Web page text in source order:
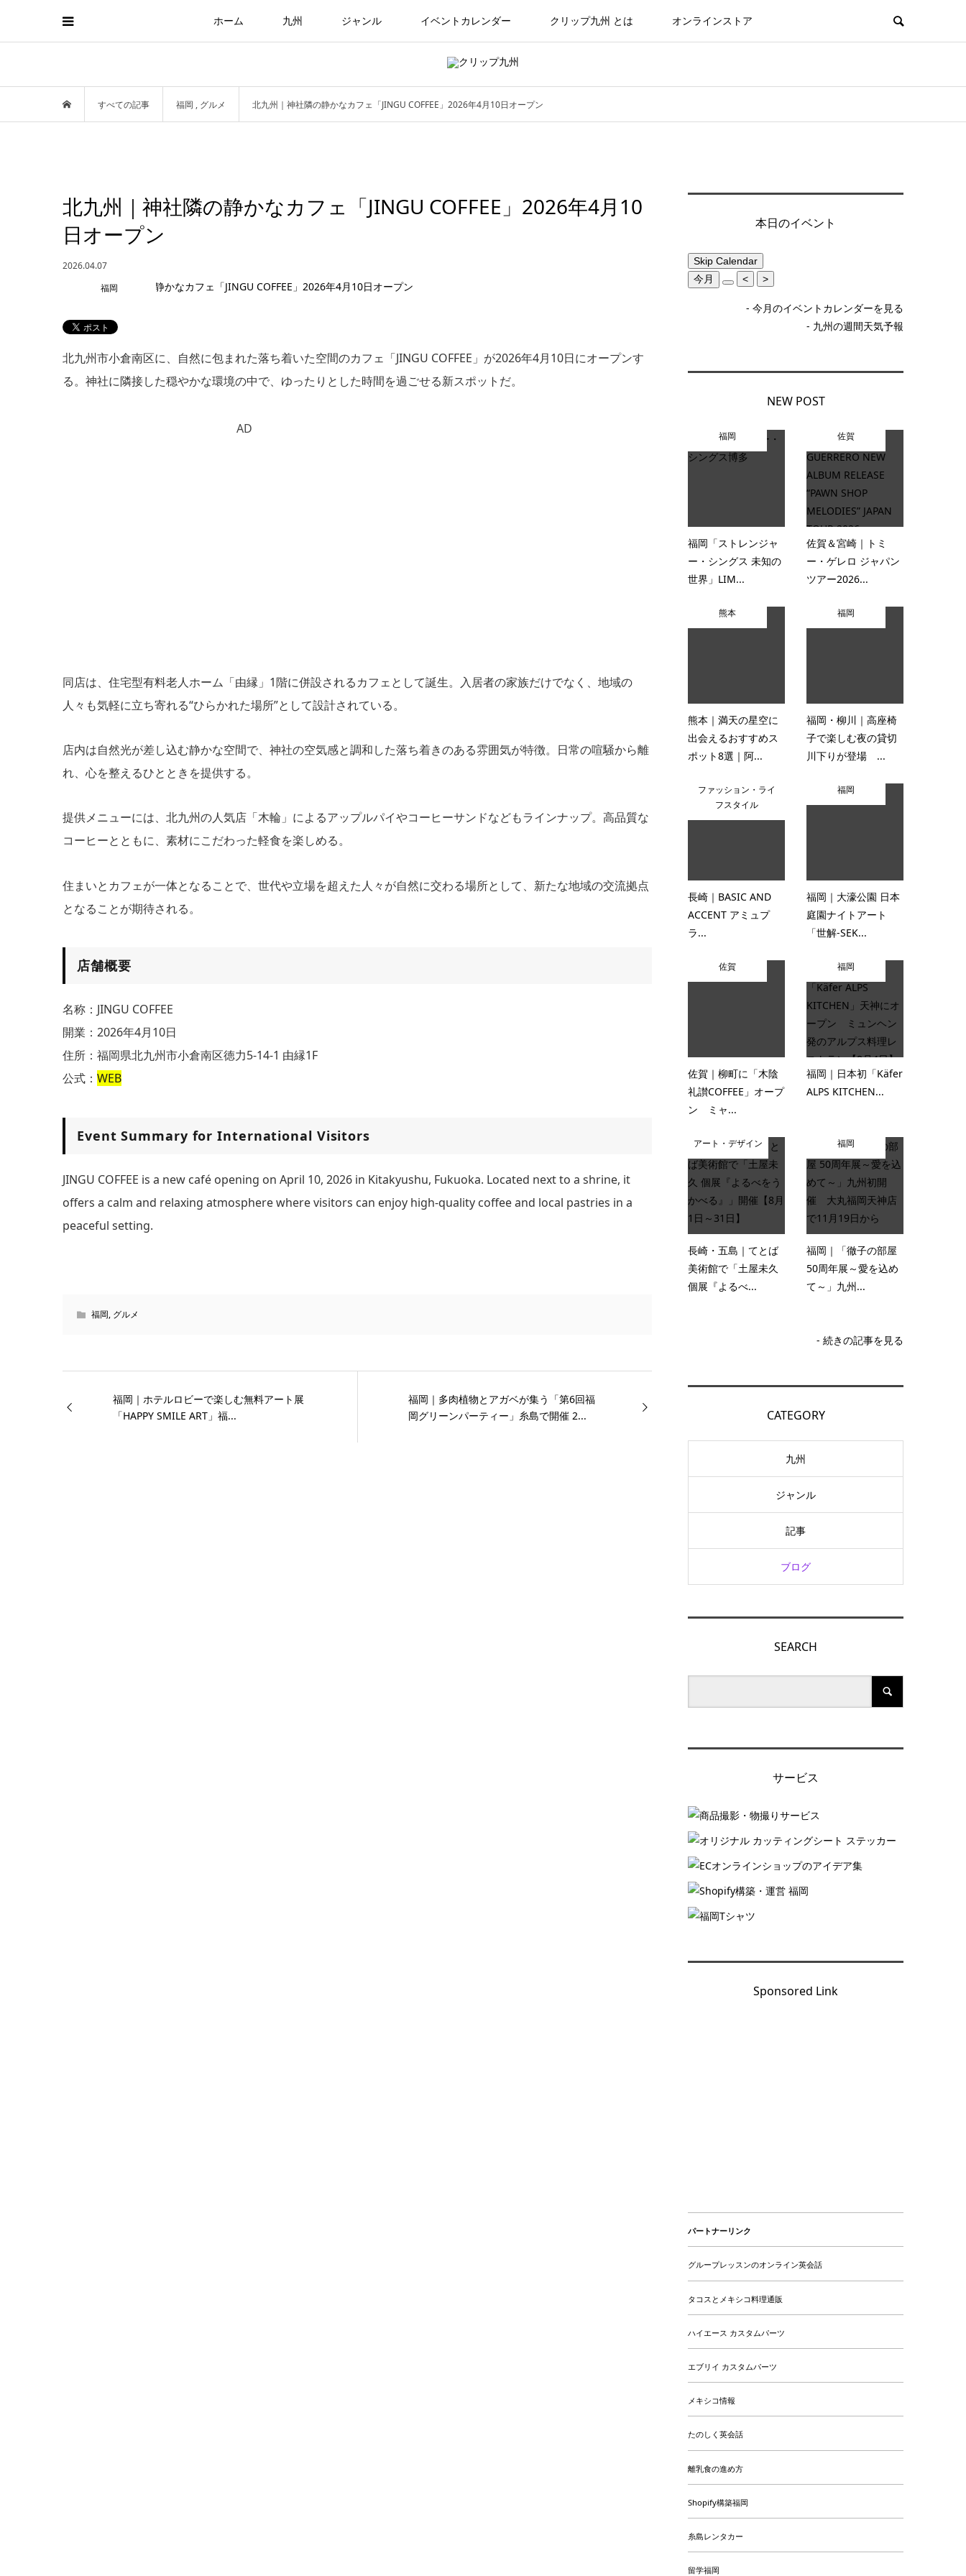
ホーム 九州 ジャンル イベントカレンダー クリップ九州 とは オンラインストア
すべての記事 福岡 , グルメ 北九州｜神社隣の静かなカフェ「JINGU COFFEE」2026年4月10日オープン
北九州｜神社隣の静かなカフェ「JINGU COFFEE」2026年4月10
日オープン
2026.04.07
福岡
北九州市小倉南区に、自然に包まれた落ち着いた空間のカフェ「JINGU COFFEE」が2026年4月10日にオープンす
る。神社に隣接した穏やかな環境の中で、ゆったりとした時間を過ごせる新スポットだ。
AD
同店は、住宅型有料老人ホーム「由縁」1階に併設されるカフェとして誕生。入居者の家族だけでなく、地域の
人々も気軽に立ち寄れる“ひらかれた場所”として設計されている。
店内は自然光が差し込む静かな空間で、神社の空気感と調和した落ち着きのある雰囲気が特徴。日常の喧騒から離
れ、心を整えるひとときを提供する。
提供メニューには、北九州の人気店「木輪」によるアップルパイやコーヒーサンドなどもラインナップ。高品質な
コーヒーとともに、素材にこだわった軽食を楽しめる。
住まいとカフェが一体となることで、世代や立場を超えた人々が自然に交わる場所として、新たな地域の交流拠点
となることが期待される。
店舗概要
名称：JINGU COFFEE
開業：2026年4月10日
住所：福岡県北九州市小倉南区徳力5-14-1 由縁1F
公式： WEB
Event Summary for International Visitors
JINGU COFFEE is a new café opening on April 10, 2026 in Kitakyushu, Fukuoka. Located next to a shrine, it
offers a calm and relaxing atmosphere where visitors can enjoy high-quality coffee and local pastries in a
peaceful setting.
福岡, グルメ
福岡｜ホテルロビーで楽しむ無料アート展
「HAPPY SMILE ART」福...
福岡｜多肉植物とアガベが集う「第6回福
岡グリーンパーティー」糸島で開催 2...
本日のイベント
Skip Calendar
今月
< >
- 今月のイベントカレンダーを見る
- 九州の週間天気予報
NEW POST
福岡
福岡「ストレンジャ
ー・シングス 未知の
世界」LIM...
佐賀
佐賀＆宮崎｜トミ
ー・ゲレロ ジャパン
ツアー2026...
熊本
熊本｜満天の星空に
出会えるおすすめス
ポット8選｜阿...
福岡
福岡・柳川｜高座椅
子で楽しむ夜の貸切
川下りが登場 ...
ファッション・ライ
フスタイル
長崎｜BASIC AND
ACCENT アミュプ
ラ...
福岡
福岡｜大濠公園 日本
庭園ナイトアート
「世解-SEK...
佐賀
佐賀｜柳町に「木陰
礼讃COFFEE」オープ
ン ミャ...
福岡
福岡｜日本初「Käfer
ALPS KITCHEN...
アート・デザイン
長崎・五島｜てとば
美術館で「土屋未久
個展『よるべ...
福岡
福岡｜「徹子の部屋
50周年展～愛を込め
て～」九州...
- 続きの記事を見る
CATEGORY
九州
ジャンル
記事
ブログ
SEARCH
サービス
Sponsored Link
パートナーリンク
グループレッスンのオンライン英会話
タコスとメキシコ料理通販
ハイエース カスタムパーツ
エブリイ カスタムパーツ
メキシコ情報
たのしく英会話
離乳食の進め方
Shopify構築福岡
糸島レンタカー
留学福岡